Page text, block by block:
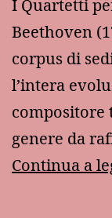
I Quartetti
Beethoven
corpus di
l’intera
compositore
genere da
Continua a